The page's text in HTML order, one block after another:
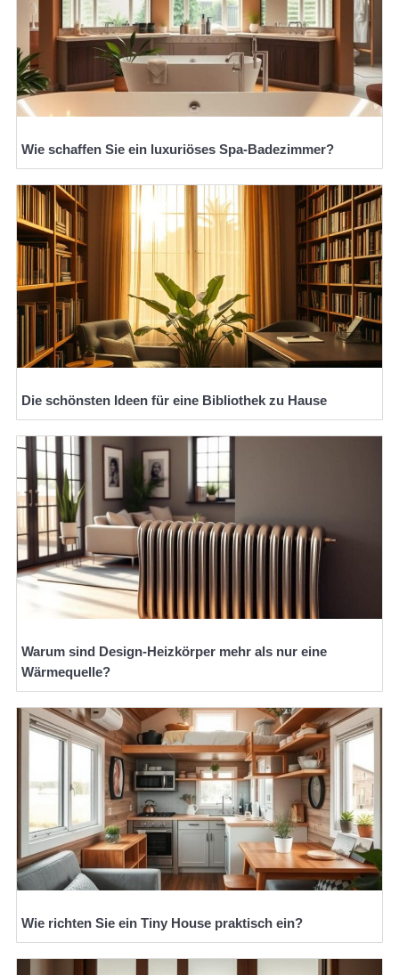
Wie schaffen Sie ein luxuriöses Spa-Badezimmer?
Die schönsten Ideen für eine Bibliothek zu Hause
Warum sind Design-Heizkörper mehr als nur eine
Wärmequelle?
Wie richten Sie ein Tiny House praktisch ein?